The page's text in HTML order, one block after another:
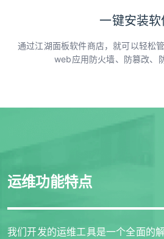
一键安装软
通过江湖面板软件商店，就可以轻松
web应用防火墙、防篡改、
运维功能特点
我们开发的运维工具是一个全面的